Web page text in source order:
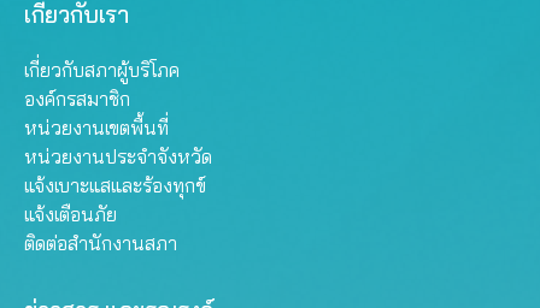
เกี่ยวกับเรา
เกี่ยวกับสภาผู้บริโภค
องค์กรสมาชิก
หน่วยงานเขตพื้นที่
หน่วยงานประจำจังหวัด
แจ้งเบาะแสและร้องทุกข์
แจ้งเตือนภัย
ติดต่อสำนักงานสภา